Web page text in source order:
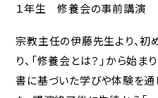
１年生 修養会の事前講演
宗教主任の伊藤先生より、初
り、「修養会とは？」から始ま
書に基づいた学びや体験を通